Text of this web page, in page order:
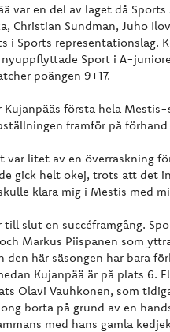
var en del av laget då
Christian Sundman, Juho
i Sports representationslag.
Sport i A-
poängen 9+17.
Kujanpääs första hela
framför på förhand
litet av en överraskning
gick helt okej, trots att det
klara mig i Mestis med
till slut en succéframgång.
Markus Piispanen som
den här säsongen har bara
Kujanpää är på plats 6.
Olavi Vauhkonen, som
borta på grund av en
med hans gamla